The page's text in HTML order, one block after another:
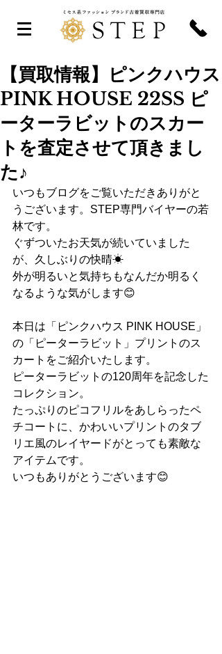
【買取情報】ピンクハウス
PINK HOUSE 22SS ピ
ーターラビットのスカー
トを査定させて頂きまし
た♪
いつもブログをご覧いただきありがと
うございます。STEP専門バイヤーの若
林です。
ぐずついたお天気が続いていました
が、久しぶりの快晴☀
外が明るいと気持ちもなんだか明るく
なるような気がします😊
本日は「ピンクハウス PINK HOUSE」
の「ピーターラビット」プリントのス
カートをご紹介いたします。
ピーターラビットの120周年を記念した
コレクション。
たっぷりのピコフリルをあしらったペ
チコートに、かわいいプリントのタブ
リエ風のレイヤードがとっても素敵な
アイテムです。
いつもありがとうございます😊